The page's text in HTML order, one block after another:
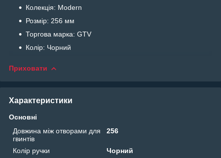
Колекція: Modern
Розмір: 256 мм
Торгова марка: GTV
Колір: Чорний
Приховати
Характеристики
Основні
Довжина між отворами для
гвинтів
256
Колір ручки Чорний